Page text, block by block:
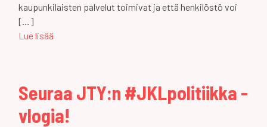
kaupunkilaisten palvelut toimivat ja että henkilöstö voi
[…]
Lue lisää
Seuraa JTY:n #JKLpolitiikka -
vlogia!